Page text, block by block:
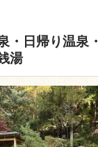
HOTEL/13505/
・日帰り温泉・
湯